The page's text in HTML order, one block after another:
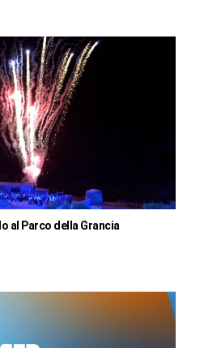
al Parco della Grancia